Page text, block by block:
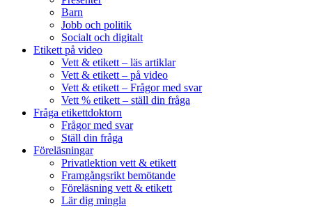
Barn
Jobb och politik
Socialt och digitalt
Etikett på video
Vett & etikett – läs artiklar
Vett & etikett – på video
Vett & etikett – Frågor med svar
Vett % etikett – ställ din fråga
Fråga etikettdoktorn
Frågor med svar
Ställ din fråga
Föreläsningar
Privatlektion vett & etikett
Framgångsrikt bemötande
Föreläsning vett & etikett
Lär dig mingla